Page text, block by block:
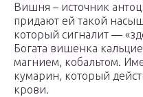
Вишня – источник
придают ей такой
который сигналит —
Богата вишенка
магнием, кобальтом.
кумарин, который
крови.